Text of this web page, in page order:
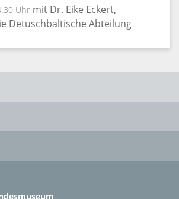
Uhr mit Dr. Eike Eckert,
Detuschbaltische Abteilung